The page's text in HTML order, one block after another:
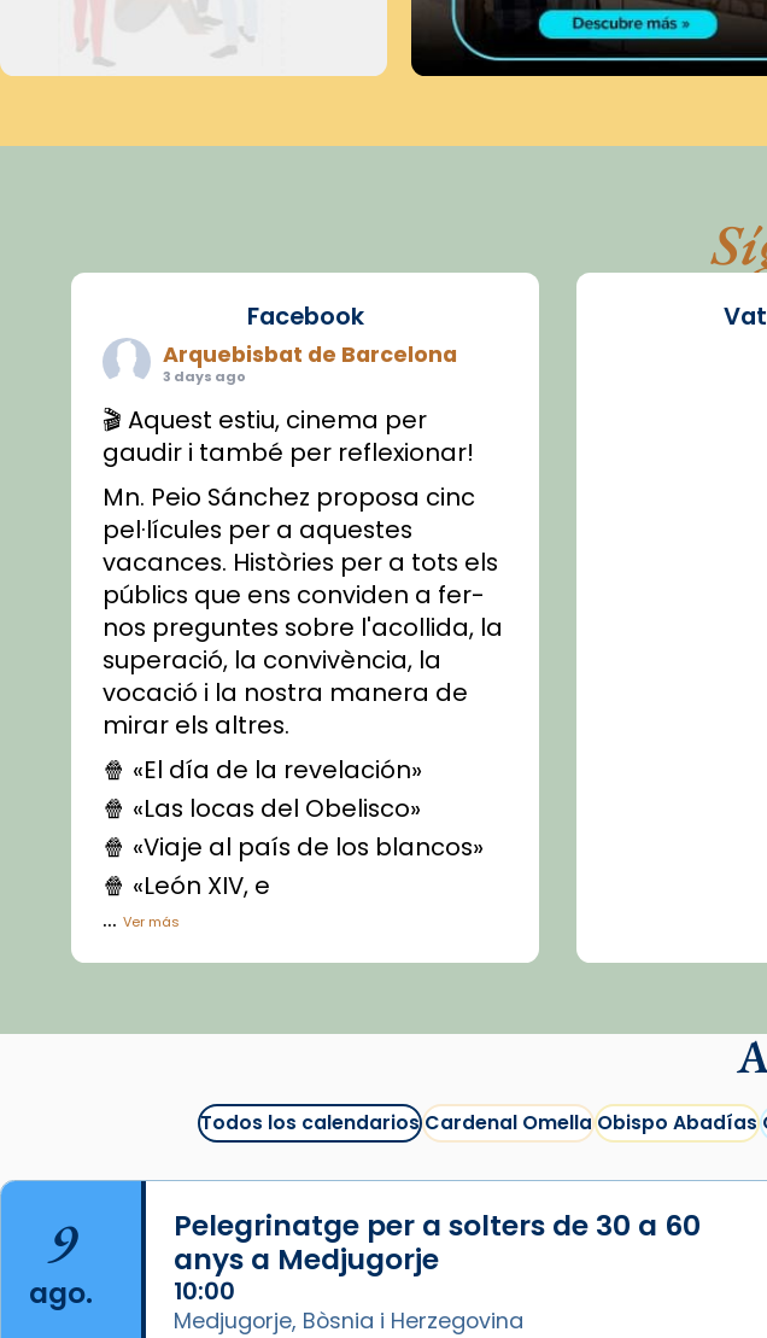
Facebook
Arquebisbat de Barcelona
3 days ago
🎬 Aquest estiu, cinema per
gaudir i també per reflexionar!
Mn. Peio Sánchez proposa cinc
pel·lícules per a aquestes
vacances. Històries per a tots els
públics que ens conviden a fer-
nos preguntes sobre l'acollida, la
superació, la convivència, la
vocació i la nostra manera de
mirar els altres.
🍿 «El día de la revelación»
🍿 «Las locas del Obelisco»
🍿 «Viaje al país de los blancos»
🍿 «León XIV, e
...Ver más
Vídeo
La Carmina va patir depressió.
arribar el seu testimoni al papa
Lleó XIV.
Recupera l'entrevista
Todos los calendariosCardenal OmellaObispo Abadías
9
ago.
Pelegrinatge per a solters de 30 a 60
anys a Medjugorje
10:00
Medjugorje, Bòsnia i Herzegovina